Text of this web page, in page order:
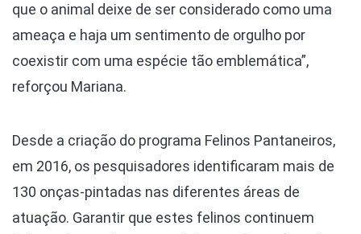
que o animal deixe de ser considerado como uma
ameaça e haja um sentimento de orgulho por
coexistir com uma espécie tão emblemática”,
reforçou Mariana.
Desde a criação do programa Felinos Pantaneiros,
em 2016, os pesquisadores identificaram mais de
130 onças-pintadas nas diferentes áreas de
atuação. Garantir que estes felinos continuem